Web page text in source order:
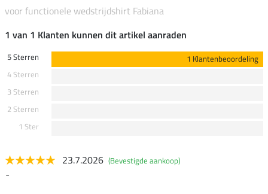
voor functionele wedstrijdshirt Fabiana
1 van 1 Klanten kunnen dit artikel aanraden
5 Sterren
1 Klantenbeoordeling
4 Sterren
3 Sterren
2 Sterren
1 Ster
23.7.2026 (Bevestigde aankoop)
-